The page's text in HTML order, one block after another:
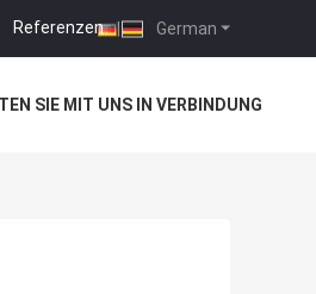
German
Referenzen |
SIE MIT UNS IN VERBINDUNG